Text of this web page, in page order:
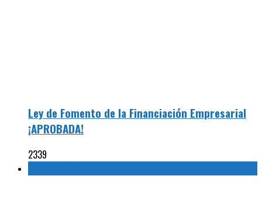
Ley de Fomento de la Financiación Empresarial
¡APROBADA!
2339